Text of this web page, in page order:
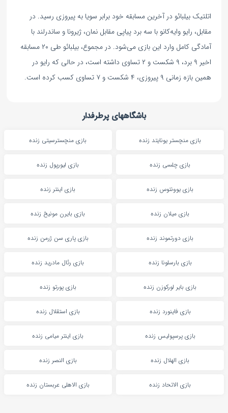
اتلتیک بیلبائو در آخرین مسابقه خود برابر سویا به پیروزی رسید. در
مقابل، رایو وایه‌کانو با سه برد پیاپی مقابل نمان، ژیرونا و ساندرلند با
آمادگی کامل وارد این بازی می‌شود. در مجموع، بیلبائو طی ۲۰ مسابقه
اخیر ۹ برد، ۹ شکست و ۲ تساوی داشته است، در حالی که رایو در
همین بازه زمانی ۹ پیروزی، ۴ شکست و ۷ تساوی کسب کرده است.
باشگاههای پرطرفدار
بازی منچستر یونایتد زنده بازی منچسترسیتی زنده
بازی چلسی زنده بازی لیورپول زنده
بازی یوونتوس زنده بازی اینتر زنده
بازی میلان زنده بازی بایرن مونیخ زنده
بازی دورتموند زنده بازی پاری سن ژرمن زنده
بازی بارسلونا زنده بازی رئال مادرید زنده
بازی بایر لورکوزن زنده بازی پورتو زنده
بازی فاینورد زنده بازی استقلال زنده
بازی پرسپولیس زنده بازی اینتر میامی زنده
بازی الهلال زنده بازی النصر زنده
بازی الاتحاد زنده بازی الاهلی عربستان زنده